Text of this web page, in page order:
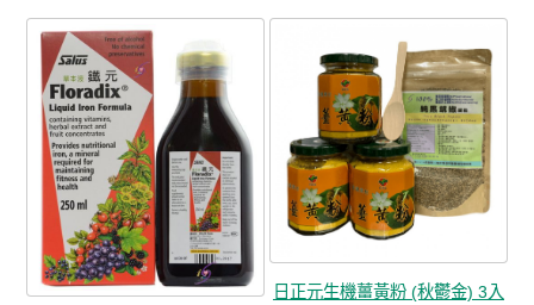
日正元生機薑黃粉 (秋鬱金) 3入